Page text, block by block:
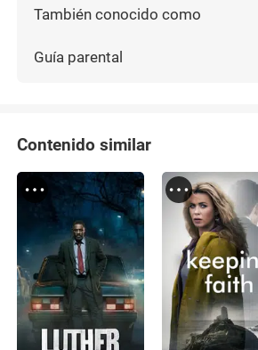
También conocido como
Guía parental
Contenido similar